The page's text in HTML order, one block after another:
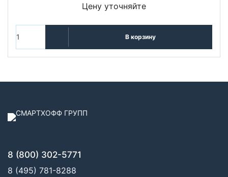
Цену уточняйте
В корзину
8 (800) 302-5771
8 (495) 781-8288